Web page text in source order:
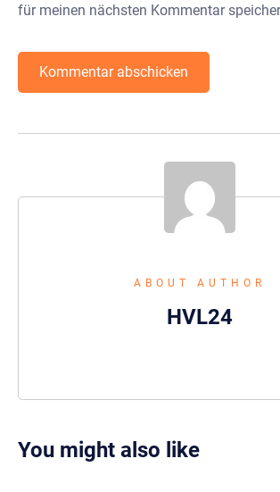
für meinen nächsten Kommentar
ABOUT AUTHOR
HVL24
You might also like